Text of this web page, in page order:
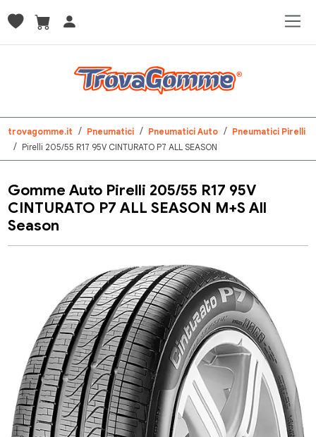
trovagomme.it Pneumatici Pneumatici Auto
Pneumatici Pirelli
Pirelli 205/55 R17 95V CINTURATO P7 ALL SEASON
Gomme Auto Pirelli 205/55 R17 95V
CINTURATO P7 ALL SEASON M+S All
Season